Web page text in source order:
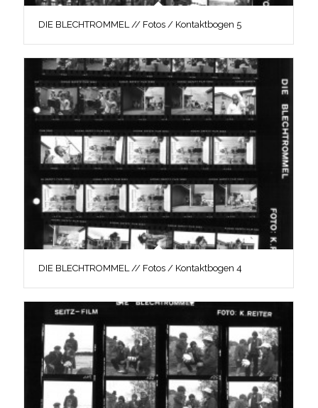
DIE BLECHTROMMEL // Fotos / Kontaktbogen 5
DIE BLECHTROMMEL // Fotos / Kontaktbogen 4